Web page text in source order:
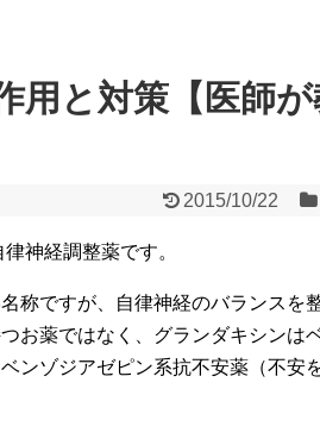
用と対策【医師
2015/10/22
神経調整薬です。
称ですが、自律神経のバランスを
お薬ではなく、グランダキシンは
ンゾジアゼピン系抗不安薬（不安